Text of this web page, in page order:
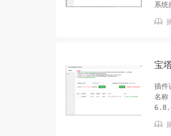
系

宝
插件
名称
法
